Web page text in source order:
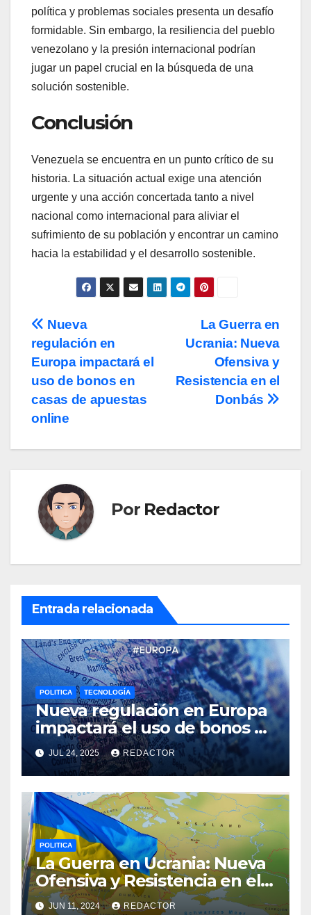
política y problemas sociales presenta un desafío
formidable. Sin embargo, la resiliencia del pueblo
venezolano y la presión internacional podrían
jugar un papel crucial en la búsqueda de una
solución sostenible.
Conclusión
Venezuela se encuentra en un punto crítico de su
historia. La situación actual exige una atención
urgente y una acción concertada tanto a nivel
nacional como internacional para aliviar el
sufrimiento de su población y encontrar un camino
hacia la estabilidad y el desarrollo sostenible.
Navegación
de
entradas
La Guerra en
Ucrania: Nueva
Ofensiva y
Resistencia en el
Donbás
Nueva
regulación en
Europa impactará el
uso de bonos en
casas de apuestas
online
Por Redactor
Entrada relacionada
POLITICA TECNOLOGÍA
Nueva regulación en Europa
impactará el uso de bonos en
casas de apuestas online
JUL 24, 2025 REDACTOR
POLITICA
La Guerra en Ucrania: Nueva
Ofensiva y Resistencia en el
Donbás
JUN 11, 2024 REDACTOR